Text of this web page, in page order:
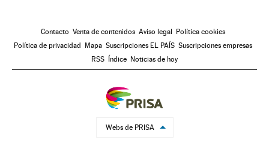
Contacto Venta de contenidos Aviso legal
Política cookies
Política de privacidad
Mapa Suscripciones EL PAÍS Suscripciones empresas
RSS
Índice Noticias de hoy
Webs de PRISA